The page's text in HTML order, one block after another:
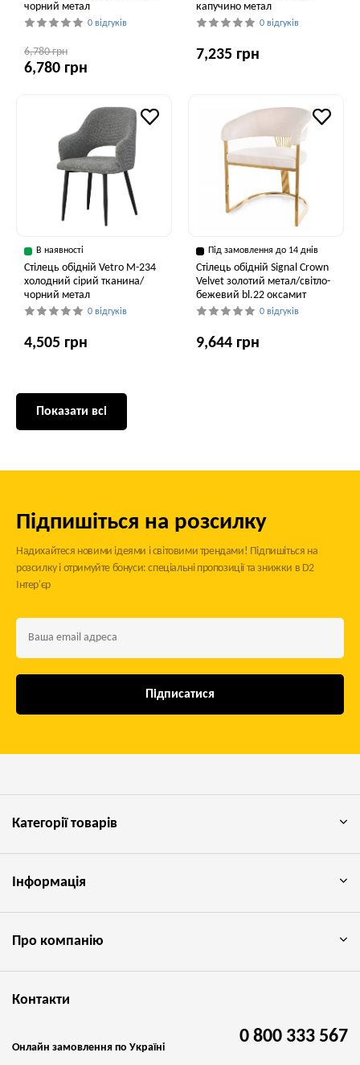
чорний метал
0 відгуків
6,780 грн
6,780 грн
капучино метал
0 відгуків
7,235 грн
В наявності
Стілець обідній Vetro M-234
холодний сірий тканина/
чорний метал
0 відгуків
4,505 грн
Під замовлення до 14 днів
Стілець обідній Signal Crown
Velvet золотий метал/світло-
бежевий bl.22 оксамит
0 відгуків
9,644 грн
Показати всі
Підпишіться на розсилку
Надихайтеся новими ідеями і світовими трендами! Підпишіться на
розсилку і отримуйте бонуси: спеціальні пропозиції та знижки в D2
Інтер'єр
Підписатися
Категорії товарів
Інформація
Про компанію
Контакти
Онлайн замовлення по Україні
0 800 333 567